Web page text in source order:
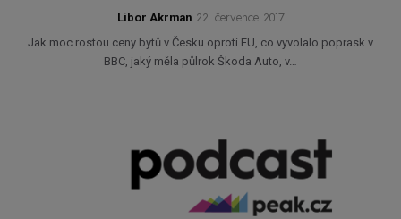
Libor Akrman22. července 2017
Jak moc rostou ceny bytů v Česku oproti EU, co vyvolalo poprask v
BBC, jaký měla půlrok Škoda Auto, v…